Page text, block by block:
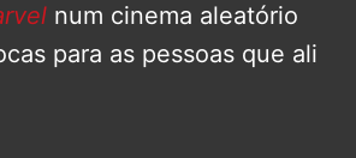
num cinema aleatório
para as pessoas que ali